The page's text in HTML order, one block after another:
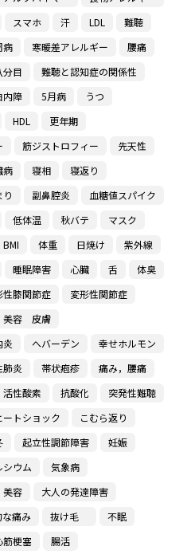
スマホ 汗 LDL
難聴
病 寒暖差アレルギー
腰痛
分目
難聴と認知症の関係性
内障 5月病
うつ
HDL
更年期
筋ジストロフィー
先天性
病 寝相
寝返り
副鼻腔炎
血糖値スパイク
低体温 秋バテ
マスク
BMI 体重 日焼け
紫外線
睡眠障害 心臓 舌
体臭
性膝関節症
変形性関節症
容 皮膚
炎 へバーデン
幸せホルモン
肺炎 帯状疱疹
痛み，腰痛
活性酸素 抗酸化
突発性難聴
ートショック
こむら返り
起立性調節障害
妊娠
シウム
気象病
容
大人の発達障害
痛み 抜け毛
不眠
筋梗塞
腸活